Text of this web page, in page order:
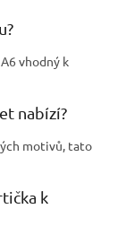
vhodný k
nabízí?
motivů, tato
k